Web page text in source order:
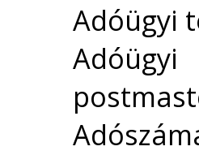
Adóügyi